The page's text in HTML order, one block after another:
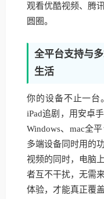
观看优酷视频、腾
圆圈。
全平台支持与
生活
你的设备不止一台
iPad追剧，用安卓
Windows、mac全
多端设备同时用的
视频的同时，电脑
者互不干扰，无需
体验，才能真正覆